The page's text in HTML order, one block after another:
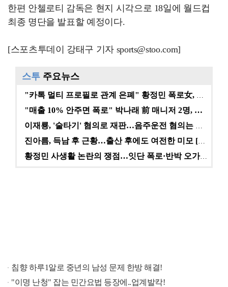
한편 안첼로티 감독은 현지 시각으로 18일에 월드컵
최종 명단을 발표할 예정이다.
[스포츠투데이 강태구 기자 sports@stoo.com]
스투 주요뉴스
"카톡 멀티 프로필로 관계 은폐" 황정민 폭로女, 문자…
"매출 10% 안주면 폭로" 박나래 前 매니저 2명, …
이재룡, '술타기' 혐의로 재판…음주운전 혐의는 미적용…
진아름, 득남 후 근황…출산 후에도 여전한 미모 [스타…
황정민 사생활 논란의 쟁점…잇단 폭로·반박 오가는 소모…